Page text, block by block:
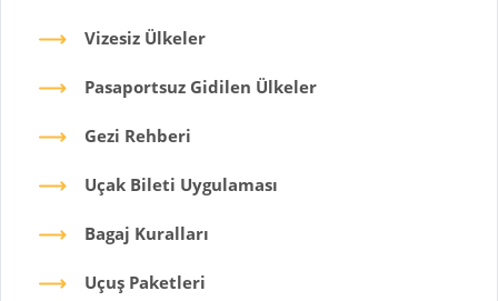
Vizesiz Ülkeler
Pasaportsuz Gidilen Ülkeler
Gezi Rehberi
Uçak Bileti Uygulaması
Bagaj Kuralları
Uçuş Paketleri